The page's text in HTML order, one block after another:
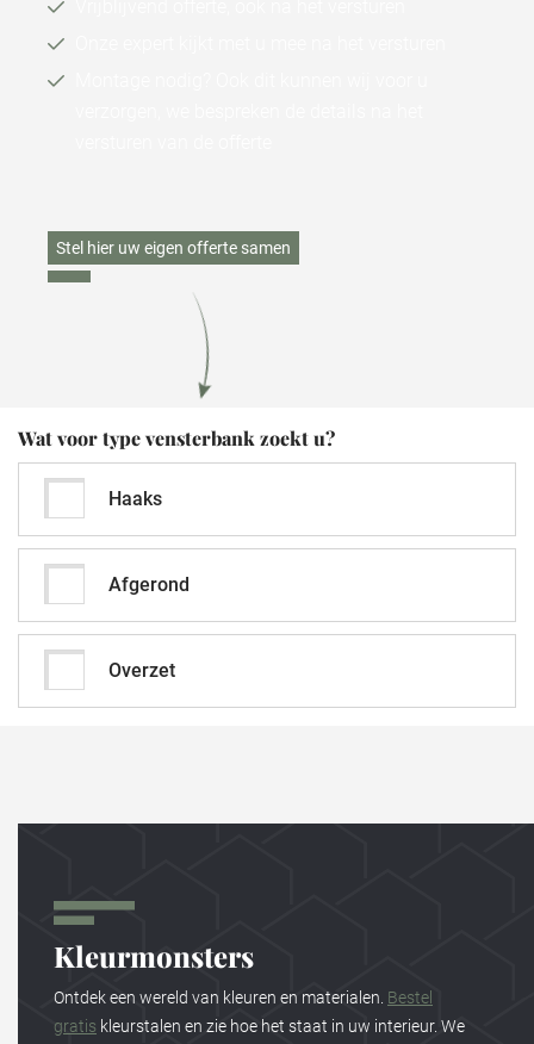
Stel hier uw eigen offerte samen
Wat voor type vensterbank zoekt u?
Haaks
Afgerond
Overzet
Kleurmonsters
Ontdek een wereld van kleuren en materialen. Bestel
gratis kleurstalen en zie hoe het staat in uw interieur. We